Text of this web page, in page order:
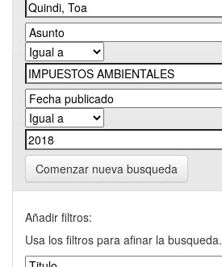
Comenzar nueva busqueda
Añadir filtros:
Usa los filtros para afinar la busqueda.